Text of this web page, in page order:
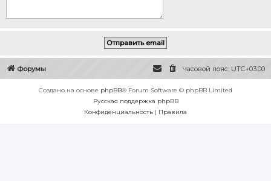
Форумы Часовой пояс: UTC+03:00
Создано на основе phpBB® Forum Software © phpBB Limited
Русская поддержка phpBB
Конфиденциальность | Правила